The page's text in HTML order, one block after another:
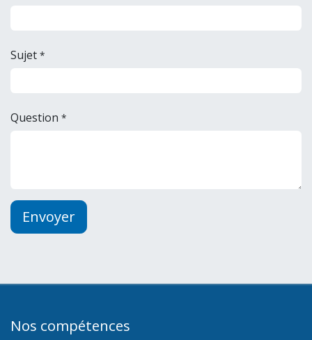
Sujet *
Question *
Envoyer
Nos compétences